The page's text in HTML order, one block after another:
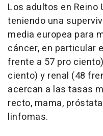
Los adultos en Reino
teniendo una
media europea para
cáncer, en particular
frente a 57 pro
ciento) y renal (48
acercan a las tasas
recto, mama,
linfomas.